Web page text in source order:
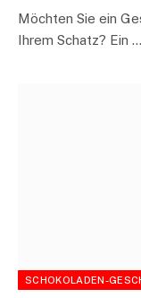
Möchten Sie ein
Ihrem Schatz? Ein
SCHOKOLADEN-